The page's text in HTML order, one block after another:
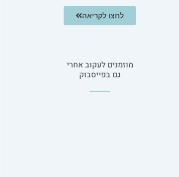
לחצו לקריאה
מוזמנים לעקוב אחרי
גם בפייסבוק